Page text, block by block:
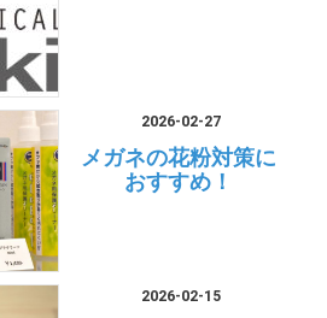
2026-02-27
メガネの花粉対策に
おすすめ！
2026-02-15